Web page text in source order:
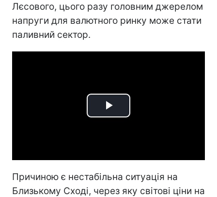
Лєсового, цього разу головним джерелом
напруги для валютного ринку може стати
паливний сектор.
Play
Причиною є нестабільна ситуація на
Близькому Сході, через яку світові ціни на